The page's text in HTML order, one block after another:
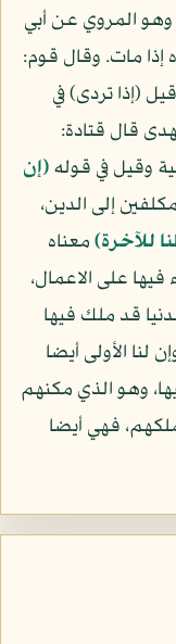
وهو المروي عن أبي
مات. وقال قوم:
(إذا تردى) في
قال قتادة:
وقيل في قوله(إن
إلى الدين،
للآخرة)معناه
فيها على الاعمال،
قد ملك فيها
لنا الأولى أيضا
وهو الذي مكنهم
فهي أيضا